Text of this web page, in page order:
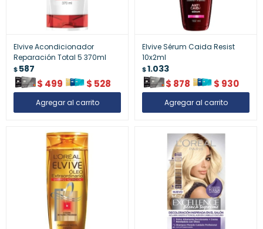
Elvive Acondicionador
Reparación Total 5 370ml
$587
$ 499 $ 528
Elvive Sérum Caida Resist
10x2ml
$1.033
$ 878 $ 930